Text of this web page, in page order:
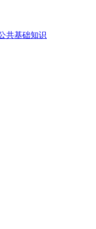
共基础知识